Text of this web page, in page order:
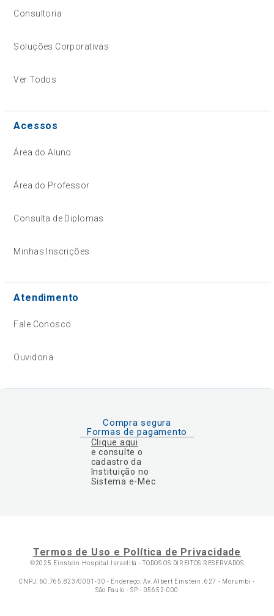
Consultoria
Soluções Corporativas
Ver Todos
Acessos
Área do Aluno
Área do Professor
Consulta de Diplomas
Minhas Inscrições
Atendimento
Fale Conosco
Ouvidoria
Compra segura
Formas de pagamento
Clique aqui
e consulte o
cadastro da
Instituição no
Sistema e-Mec
Termos de Uso e Política de Privacidade
©2025 Einstein Hospital Israelita -TODOS OS DIREITOS RESERVADOS
CNPJ: 60.765.823/0001-30 - Endereço: Av. Albert Einstein, 627 - Morumbi -
São Paulo - SP - 05652-000